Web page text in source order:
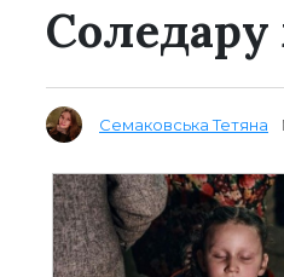
Соледару
Семаковська Тетяна